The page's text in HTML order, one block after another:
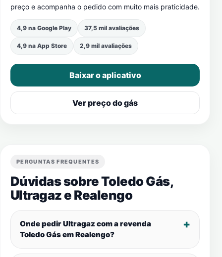
preço e acompanha o pedido com muito mais praticidade.
4,9 na Google Play 37,5 mil avaliações
4,9 na App Store 2,9 mil avaliações
Baixar o aplicativo
Ver preço do gás
PERGUNTAS FREQUENTES
Dúvidas sobre Toledo Gás,
Ultragaz eRealengo
Onde pedir Ultragaz com a revenda
Toledo Gás emRealengo?